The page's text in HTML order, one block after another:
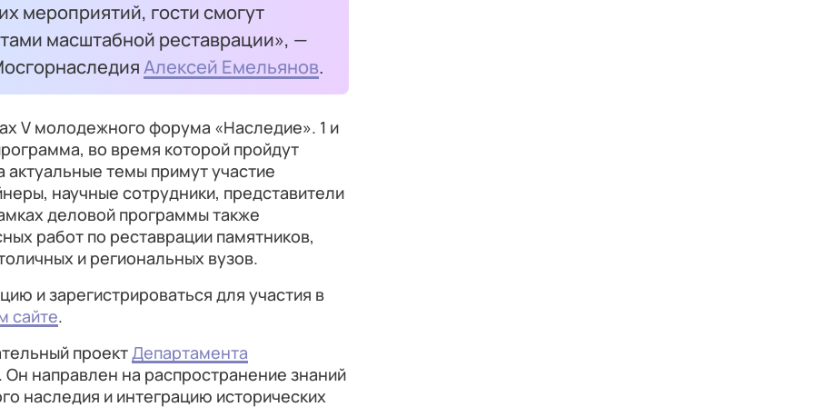
мероприятий, гости смогут
масштабной реставрации», —
Алексей Емельянов.
V молодежного форума «Наследие». 1 и
во время которой пройдут
актуальные темы примут участие
научные сотрудники, представители
деловой программы также
работ по реставрации памятников,
и региональных вузов.
и зарегистрироваться для участия в
сайте.
проектДепартамента
Он направлен на распространение знаний
наследия и интеграцию исторических